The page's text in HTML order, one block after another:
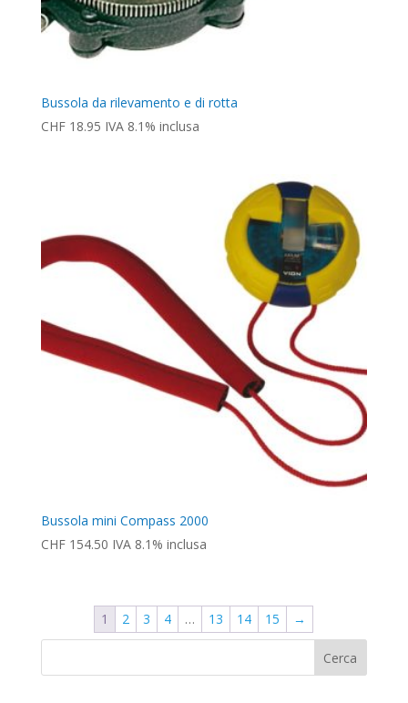
Bussola da rilevamento e di rotta
CHF18.95 IVA 8.1% inclusa
Bussola mini Compass 2000
CHF154.50 IVA 8.1% inclusa
1 2 3 4 … 13 14 15 →
Cerca